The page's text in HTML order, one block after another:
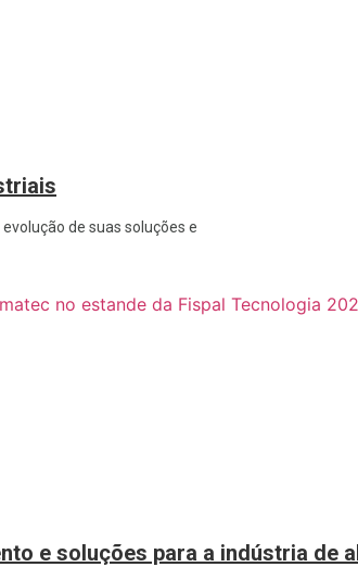
de suas soluções e
e soluções para a indústria de